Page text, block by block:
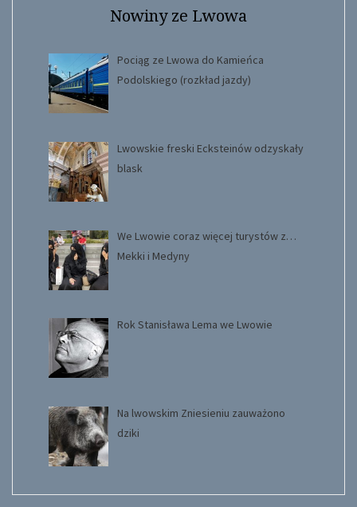
Nowiny ze Lwowa
Pociąg ze Lwowa do Kamieńca
Podolskiego (rozkład jazdy)
Lwowskie freski Ecksteinów odzyskały
blask
We Lwowie coraz więcej turystów z…
Mekki i Medyny
Rok Stanisława Lema we Lwowie
Na lwowskim Zniesieniu zauważono
dziki